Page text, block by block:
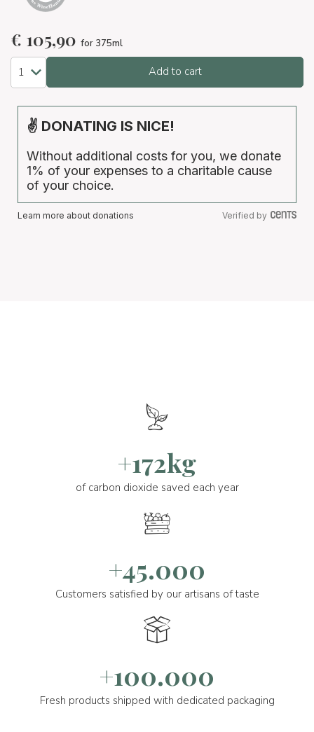
€ 105,90 for 375ml
Add to cart
✌ DONATING IS NICE!
Without additional costs for you, we donate
1% of your expenses to a charitable cause
of your choice.
Learn more about donations Verified by
+172kg
of carbon dioxide saved each year
+45.000
Customers satisfied by our artisans of taste
+100.000
Fresh products shipped with dedicated packaging